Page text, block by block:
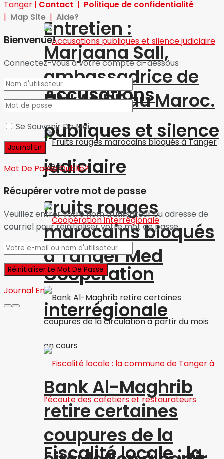
Entretien :
Marjaana Sall,
ambassadrice de
FINLANDE au Maroc.
Fruits rouges
marocains bloqués
à Tanger Med
Bank Al-Maghrib
retire certaines
coupures de la
Accusations
publiques et silence
judiciaire
Coopération
interrégionale
Fiscalité locale : la
Tanger | Contact | Politique de confidentialité
| Map Site | Aide?
Bienvenue!
Connectez-vous à votre compte ci-dessous
Se Souvenir De Moi
Mot De Passe Oublié?
Récupérer votre mot de passe
Veuillez entrer votre nom d'utilisateur ou adresse de
courriel pour réinitialiser votre mot de passe.
Journal En